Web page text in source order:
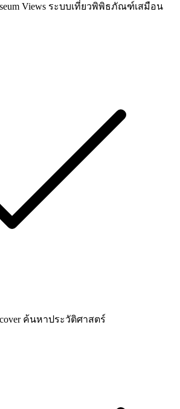
Views ระบบเที่ยวพิพิธภัณฑ์เสมือน
ค้นหาประวัติศาสตร์